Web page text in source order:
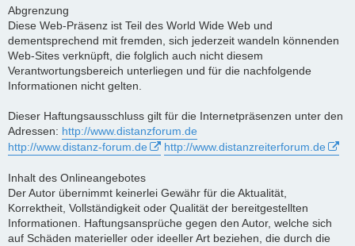
Abgrenzung
Diese Web-Präsenz ist Teil des World Wide Web und
dementsprechend mit fremden, sich jederzeit wandeln könnenden
Web-Sites verknüpft, die folglich auch nicht diesem
Verantwortungsbereich unterliegen und für die nachfolgende
Informationen nicht gelten.
Dieser Haftungsausschluss gilt für die Internetpräsenzen unter den
Adressen: http://www.distanzforum.de
http://www.distanz-forum.de
http://www.distanzreiterforum.de
Inhalt des Onlineangebotes
Der Autor übernimmt keinerlei Gewähr für die Aktualität,
Korrektheit, Vollständigkeit oder Qualität der bereitgestellten
Informationen. Haftungsansprüche gegen den Autor, welche sich
auf Schäden materieller oder ideeller Art beziehen, die durch die